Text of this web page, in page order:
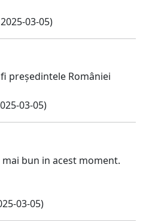
03-05)
președintele României
03-05)
bun in acest moment.
03-05)